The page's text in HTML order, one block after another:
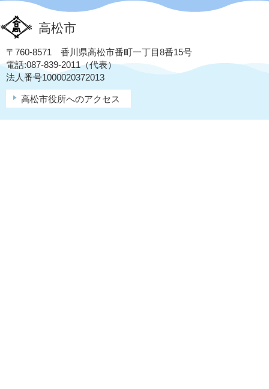
高松市
〒760-8571 香川県高松市番町一丁目8番15号
電話:087-839-2011（代表）
法人番号1000020372013
高松市役所へのアクセス